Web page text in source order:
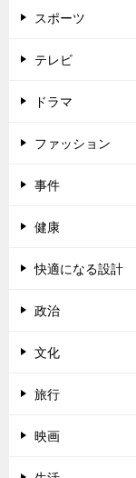
スポーツ
テレビ
ドラマ
ファッション
事件
健康
快適になる設計
政治
文化
旅行
映画